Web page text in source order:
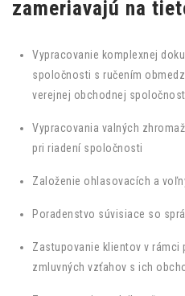
zameriavajú na
Vypracovanie komplexnej
spoločnosti s ručením
verejnej obchodnej
Vypracovania valných
pri riadení spoločnosti
Založenie ohlasovacích a
Poradenstvo súvisiace so
Zastupovanie klientov v rámci
zmluvných vzťahov s ich